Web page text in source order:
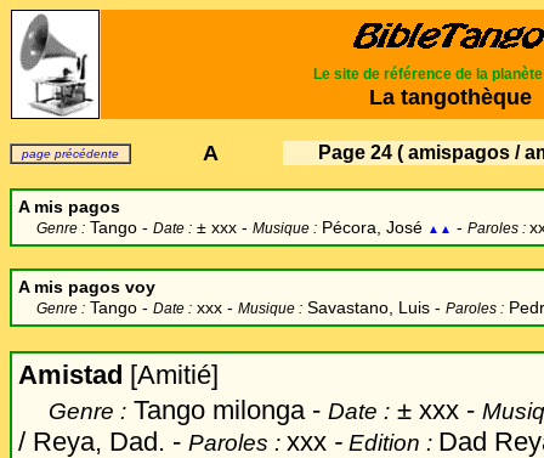
Le site de référence de la planète
La tangothèque
page précédente A Page 24 ( amispagos /
A mis pagos
Genre : Tango - Date : ± xxx - Musique : Pécora, José ▲▲ - Paroles :
A mis pagos voy
Genre : Tango - Date : xxx - Musique : Savastano, Luis - Paroles :
Amistad [Amitié]
Genre : Tango milonga - Date : ± xxx -
/ Reya, Dad. - Paroles : xxx - Edition : Dad